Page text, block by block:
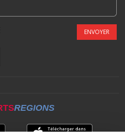
ENVOYER
REGIONS